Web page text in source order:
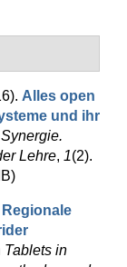
Alles open
und ihr
Synergie.
Lehre, 1(2).
Regionale
Tablets in